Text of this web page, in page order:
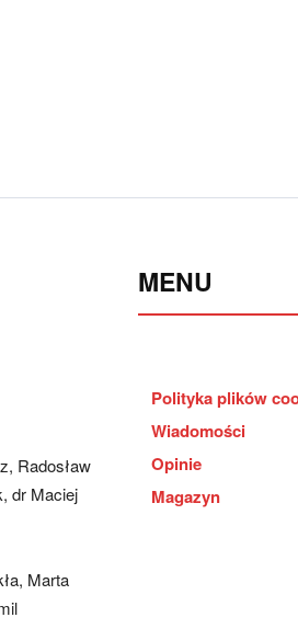
Radosław
dr Maciej
Marta
MENU
Polityka plików
Wiadomości
Opinie
Magazyn